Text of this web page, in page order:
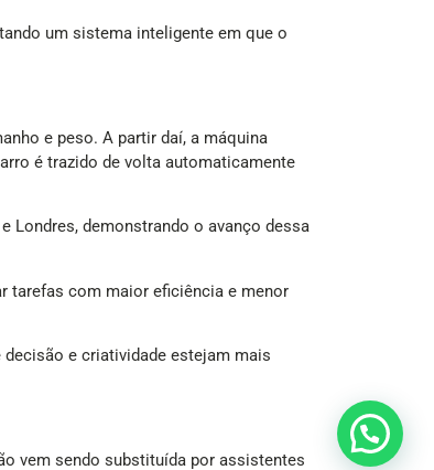
um sistema inteligente em que o
e peso. A partir daí, a máquina
é trazido de volta automaticamente
Londres, demonstrando o avanço dessa
tarefas com maior eficiência e menor
e criatividade estejam mais
vem sendo substituída por assistentes